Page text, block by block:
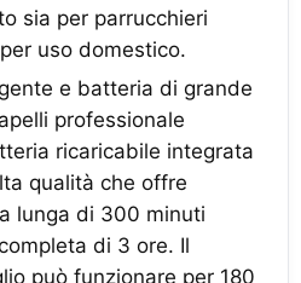
sia per parrucchieri
uso domestico.
e batteria di grande
professionale
ricaricabile integrata
qualità che offre
lunga di 300 minuti
di 3 ore. Il
può funzionare per 180